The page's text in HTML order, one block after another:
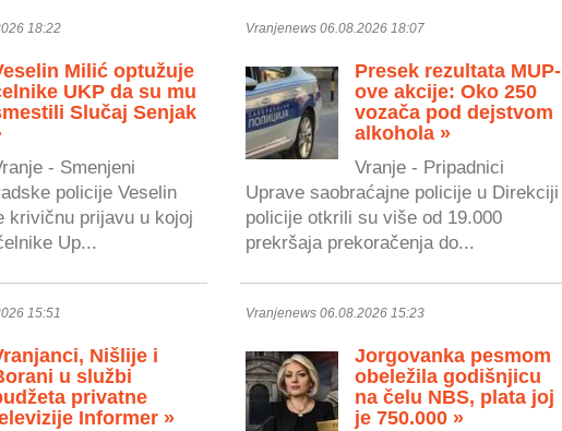
18:22
Milić optužuje
UKP da su mu
Slučaj Senjak
- Smenjeni
policije Veselin
krivičnu prijavu u kojoj
Up...
Vranjenews 06.08.2026 18:07
Presek rezultata MUP-
ove akcije: Oko 250
vozača pod dejstvom
alkohola »
Vranje - Pripadnici
Uprave saobraćajne policije u Direkciji
policije otkrili su više od 19.000
prekršaja prekoračenja do...
15:51
Nišlije i
u službi
privatne
Informer »
Vranjenews 06.08.2026 15:23
Jorgovanka pesmom
obeležila godišnjicu
na čelu NBS, plata joj
je 750.000 »